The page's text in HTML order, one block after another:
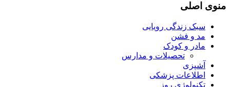
منوی اصلی
سبک زندگی رویایی
مد و فشن
مادر و کودک
تحصیلات و مدارس
آشپزی
اطلاعات پزشکی
تکنولوژی روز